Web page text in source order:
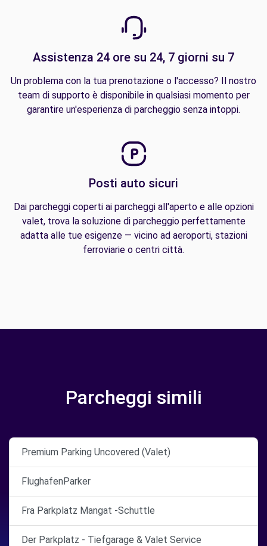
Assistenza 24 ore su 24, 7 giorni su 7
Un problema con la tua prenotazione o l'accesso? Il nostro
team di supporto è disponibile in qualsiasi momento per
garantire un'esperienza di parcheggio senza intoppi.
Posti auto sicuri
Dai parcheggi coperti ai parcheggi all'aperto e alle opzioni
valet, trova la soluzione di parcheggio perfettamente
adatta alle tue esigenze — vicino ad aeroporti, stazioni
ferroviarie o centri città.
Parcheggi simili
Premium Parking Uncovered (Valet)
FlughafenParker
Fra Parkplatz Mangat -Schuttle
Der Parkplatz - Tiefgarage & Valet Service